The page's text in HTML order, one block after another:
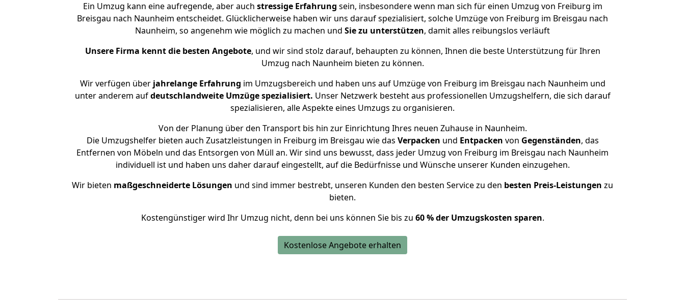
Ein Umzug kann eine aufregende, aber auch stressige Erfahrung sein, insbesondere wenn man sich für einen Umzug von Freiburg im
Breisgau nach Naunheim entscheidet. Glücklicherweise haben wir uns darauf spezialisiert, solche Umzüge von Freiburg im Breisgau nach
Naunheim, so angenehm wie möglich zu machen und Sie zu unterstützen, damit alles reibungslos verläuft
Unsere Firma kennt die besten Angebote, und wir sind stolz darauf, behaupten zu können, Ihnen die beste Unterstützung für Ihren
Umzug nach Naunheim bieten zu können.
Wir verfügen überjahrelange Erfahrung im Umzugsbereich und haben uns auf Umzüge von Freiburg im Breisgau nach Naunheim und
unter anderem aufdeutschlandweite Umzüge spezialisiert. Unser Netzwerk besteht aus professionellen Umzugshelfern, die sich darauf
spezialisieren, alle Aspekte eines Umzugs zu organisieren.
Von der Planung über den Transport bis hin zur Einrichtung Ihres neuen Zuhause in Naunheim.
Die Umzugshelfer bieten auch Zusatzleistungen in Freiburg im Breisgau wie das Verpacken und Entpacken von Gegenständen, das
Entfernen von Möbeln und das Entsorgen von Müll an. Wir sind uns bewusst, dass jeder Umzug von Freiburg im Breisgau nach Naunheim
individuell ist und haben uns daher darauf eingestellt, auf die Bedürfnisse und Wünsche unserer Kunden einzugehen.
Wir bieten maßgeschneiderte Lösungen und sind immer bestrebt, unseren Kunden den besten Service zu den besten Preis-Leistungen zu
bieten.
Kostengünstiger wird Ihr Umzug nicht, denn bei uns können Sie bis zu 60 % der Umzugskosten sparen.
Kostenlose Angebote erhalten